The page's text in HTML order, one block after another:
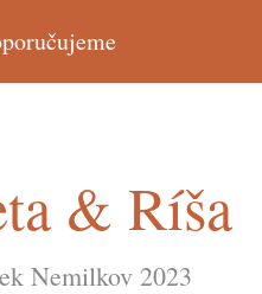
& Ríša
Nemilkov 2023